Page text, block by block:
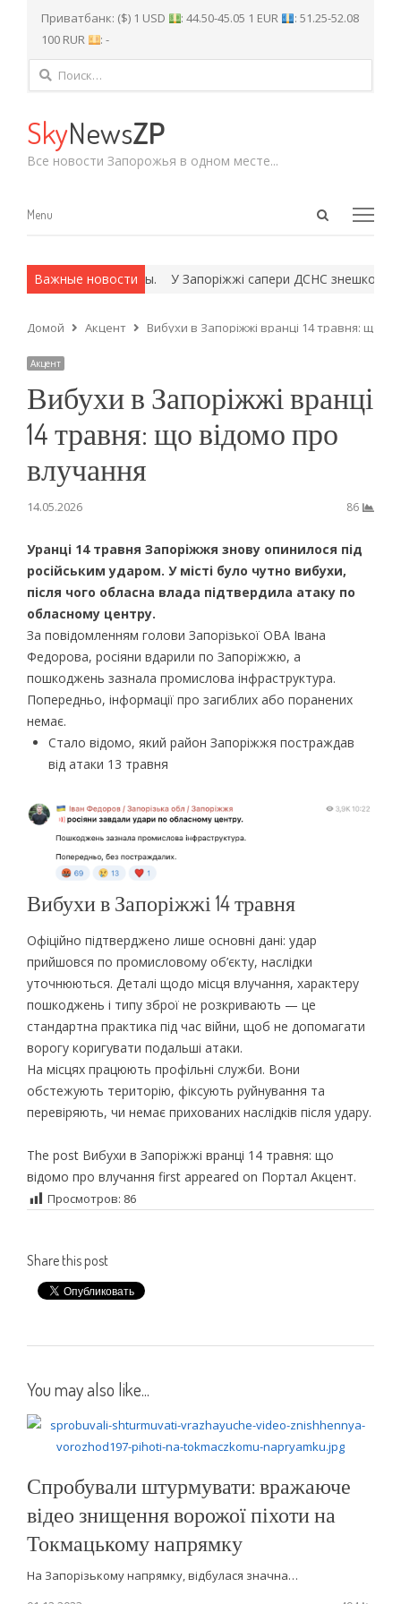
Приватбанк: ($) 1 USD : 44.50-45.05 1 EUR
: 51.25-52.08
100 RUR
: -
Найти:
SkyNewsZP
Все новости Запорожья в одном месте...
Open
Menu
Menu
Важные новости
и армейские методы. У Запоріжжі сапери ДСНС знешкодили
Домой Акцент Вибухи в Запоріжжі вранці 14 травня: що
Акцент
Вибухи в Запоріжжі вранці
14 травня: що відомо про
влучання
14.05.2026 86
Уранці 14 травня Запоріжжя знову опинилося під
російським ударом. У місті було чутно вибухи,
після чого обласна влада підтвердила атаку по
обласному центру.
За повідомленням голови Запорізької ОВА Івана
Федорова, росіяни вдарили по Запоріжжю, а
пошкоджень зазнала промислова інфраструктура.
Попередньо, інформації про загиблих або поранених
немає.
Стало відомо, який район Запоріжжя постраждав
від атаки 13 травня
Вибухи в Запоріжжі 14 травня
Офіційно підтверджено лише основні дані: удар
прийшовся по промисловому об’єкту, наслідки
уточнюються. Деталі щодо місця влучання, характеру
пошкоджень і типу зброї не розкривають — це
стандартна практика під час війни, щоб не допомагати
ворогу коригувати подальші атаки.
На місцях працюють профільні служби. Вони
обстежують територію, фіксують руйнування та
перевіряють, чи немає прихованих наслідків після удару.
The post Вибухи в Запоріжжі вранці 14 травня: що
відомо про влучання first appeared on Портал Акцент.
Просмотров: 86
Share this post
You may also like...
Спробували штурмувати: вражаюче
відео знищення ворожої піхоти на
Токмацькому напрямку
На Запорізькому напрямку, відбулася значна…